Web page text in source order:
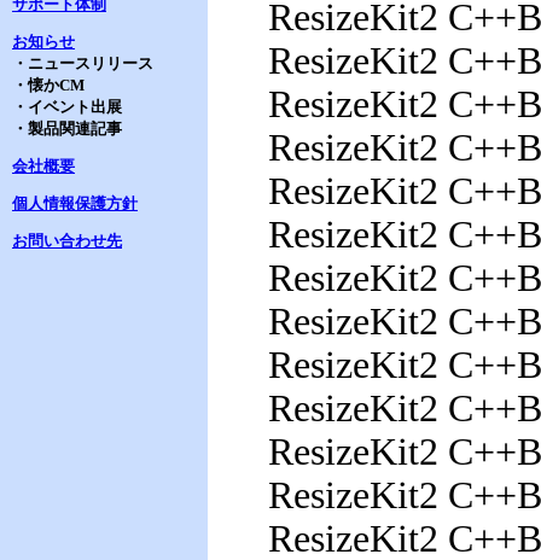
サポート体制
お知らせ
・ニュースリリース
・懐かCM
・イベント出展
・製品関連記事
会社概要
個人情報保護方針
お問い合わせ先
ResizeKit2
ResizeKit2
ResizeKit2
ResizeKit2
ResizeKit2
ResizeKit2
ResizeKit2
ResizeKit2
ResizeKit2
ResizeKit2
ResizeKit2
ResizeKit2
ResizeKit2